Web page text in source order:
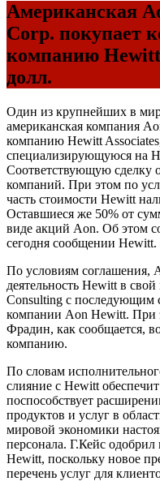
Американская
Corp. покупает
компанию Hewitt
долл.
Один из крупнейших в
американская компания
компанию Hewitt
специализирующуюся на
Соответствующую сделку
компаний. При этом по
часть стоимости Hewitt
Оставшиеся же 50% от
виде акций Aon. Об этом
сегодня сообщении Hewitt.
По условиям соглашения,
деятельность Hewitt в
Consulting с последующим
компании Aon Hewitt. При
Фрадин, как сообщается,
компанию.
По словам
слияние с Hewitt
поспособствует
продуктов и услуг в
мировой экономики
персонала. Г.Кейс
Hewitt, поскольку новое
перечень услуг для